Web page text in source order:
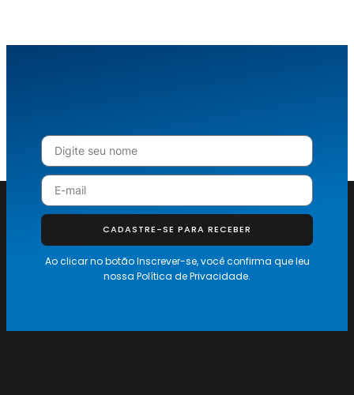
CADASTRE-SE PARA RECEBER
Ao clicar no botão Inscrever-se, você confirma que leu
nossa Política de Privacidade.